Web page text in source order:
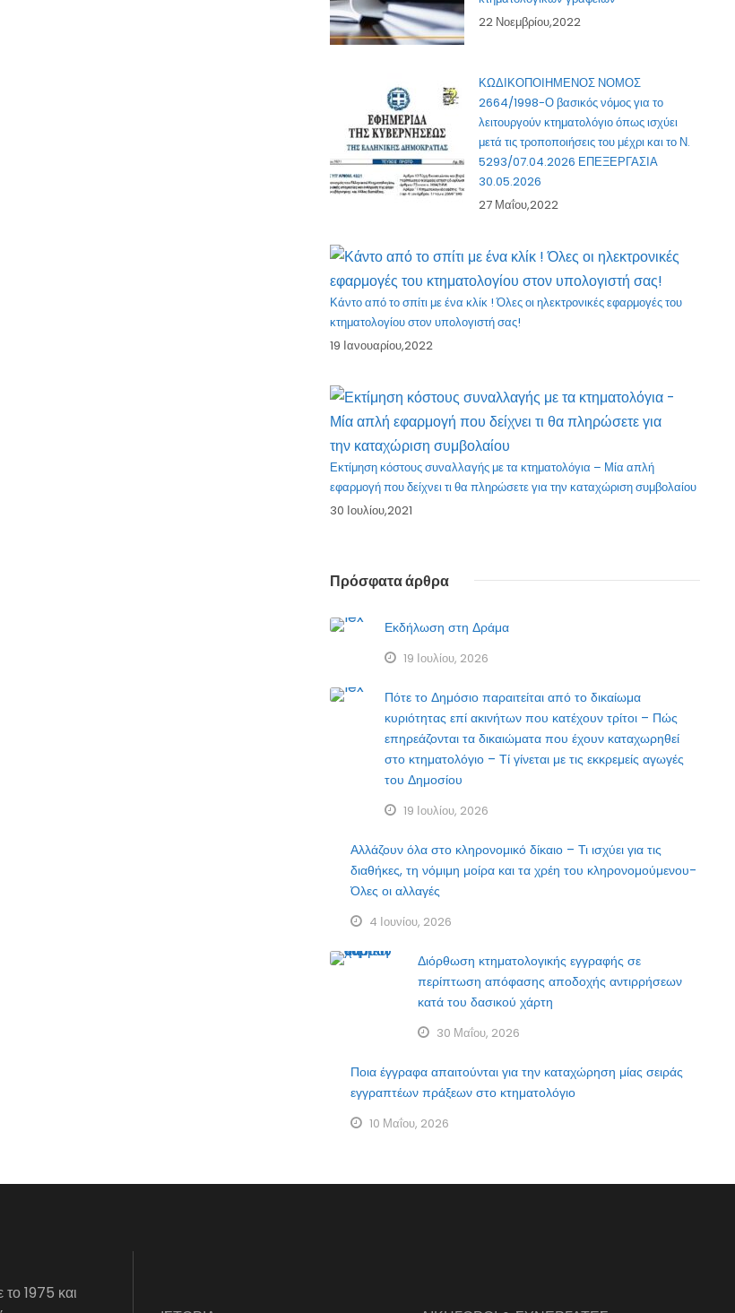
22 Νοεμβρίου,2022
ΚΩΔΙΚΟΠΟΙΗΜΕΝΟΣ ΝΟΜΟΣ
2664/1998-Ο βασικός νόμος για το
λειτουργούν κτηματολόγιο όπως ισχύει
μετά τις τροποποιήσεις του μέχρι και το Ν.
5293/07.04.2026 ΕΠΕΞΕΡΓΑΣΙΑ
30.05.2026
27 Μαΐου,2022
Κάντο από το σπίτι με ένα κλίκ ! Όλες οι ηλεκτρονικές εφαρμογές του
κτηματολογίου στον υπολογιστή σας!
19 Ιανουαρίου,2022
Εκτίμηση κόστους συναλλαγής με τα κτηματολόγια – Μία απλή
εφαρμογή που δείχνει τι θα πληρώσετε για την καταχώριση συμβολαίου
30 Ιουλίου,2021
Πρόσφατα άρθρα
Εκδήλωση στη Δράμα
19 Ιουλίου, 2026
Πότε το Δημόσιο παραιτείται από το δικαίωμα
κυριότητας επί ακινήτων που κατέχουν τρίτοι – Πώς
επηρεάζονται τα δικαιώματα που έχουν καταχωρηθεί
στο κτηματολόγιο – Τί γίνεται με τις εκκρεμείς αγωγές
του Δημοσίου
19 Ιουλίου, 2026
Αλλάζουν όλα στο κληρονομικό δίκαιο – Τι ισχύει για τις
διαθήκες, τη νόμιμη μοίρα και τα χρέη του κληρονομούμενου-
Όλες οι αλλαγές
4 Ιουνίου, 2026
Διόρθωση κτηματολογικής εγγραφής σε
περίπτωση απόφασης αποδοχής αντιρρήσεων
κατά του δασικού χάρτη
30 Μαΐου, 2026
Ποια έγγραφα απαιτούνται για την καταχώρηση μίας σειράς
εγγραπτέων πράξεων στο κτηματολόγιο
10 Μαΐου, 2026
το 1975 και